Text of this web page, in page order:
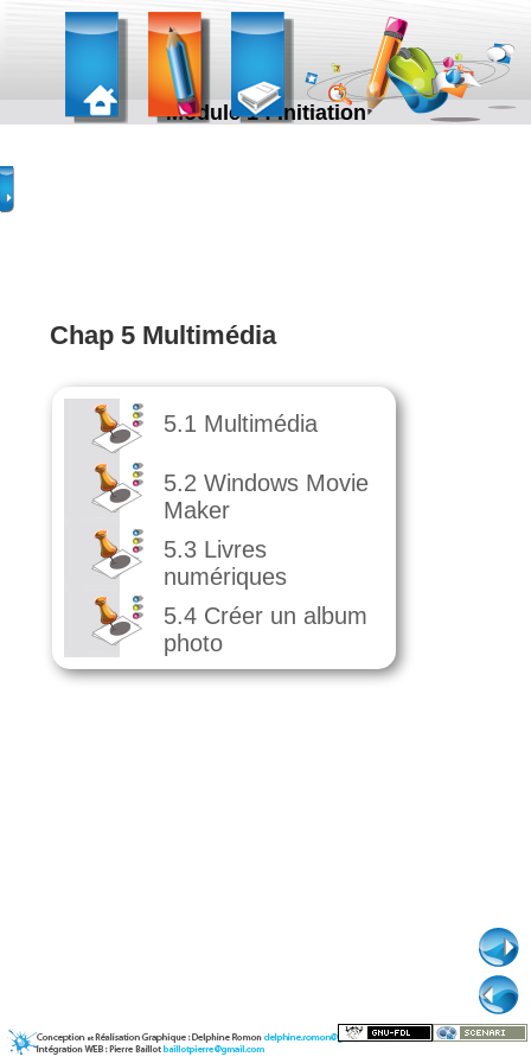
Module 1 : Initiation
Chap 5 Multimédia
5.1 Multimédia
5.2 Windows Movie
Maker
5.3 Livres
numériques
5.4 Créer un album
photo